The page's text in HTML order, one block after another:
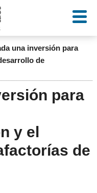
una inversión para
de
para
y el
de